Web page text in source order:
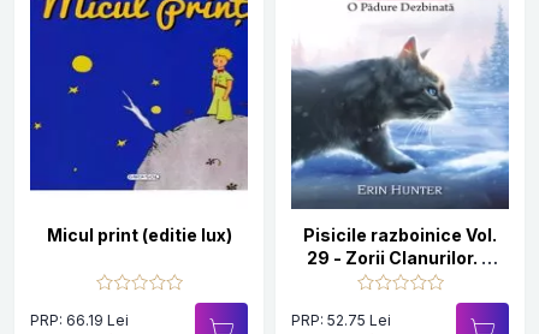
Micul print (editie lux)
PRP: 66.19 Lei
Pisicile razboinice Vol.
29 - Zorii Clanurilor. O
padure dezbinata
PRP: 52.75 Lei